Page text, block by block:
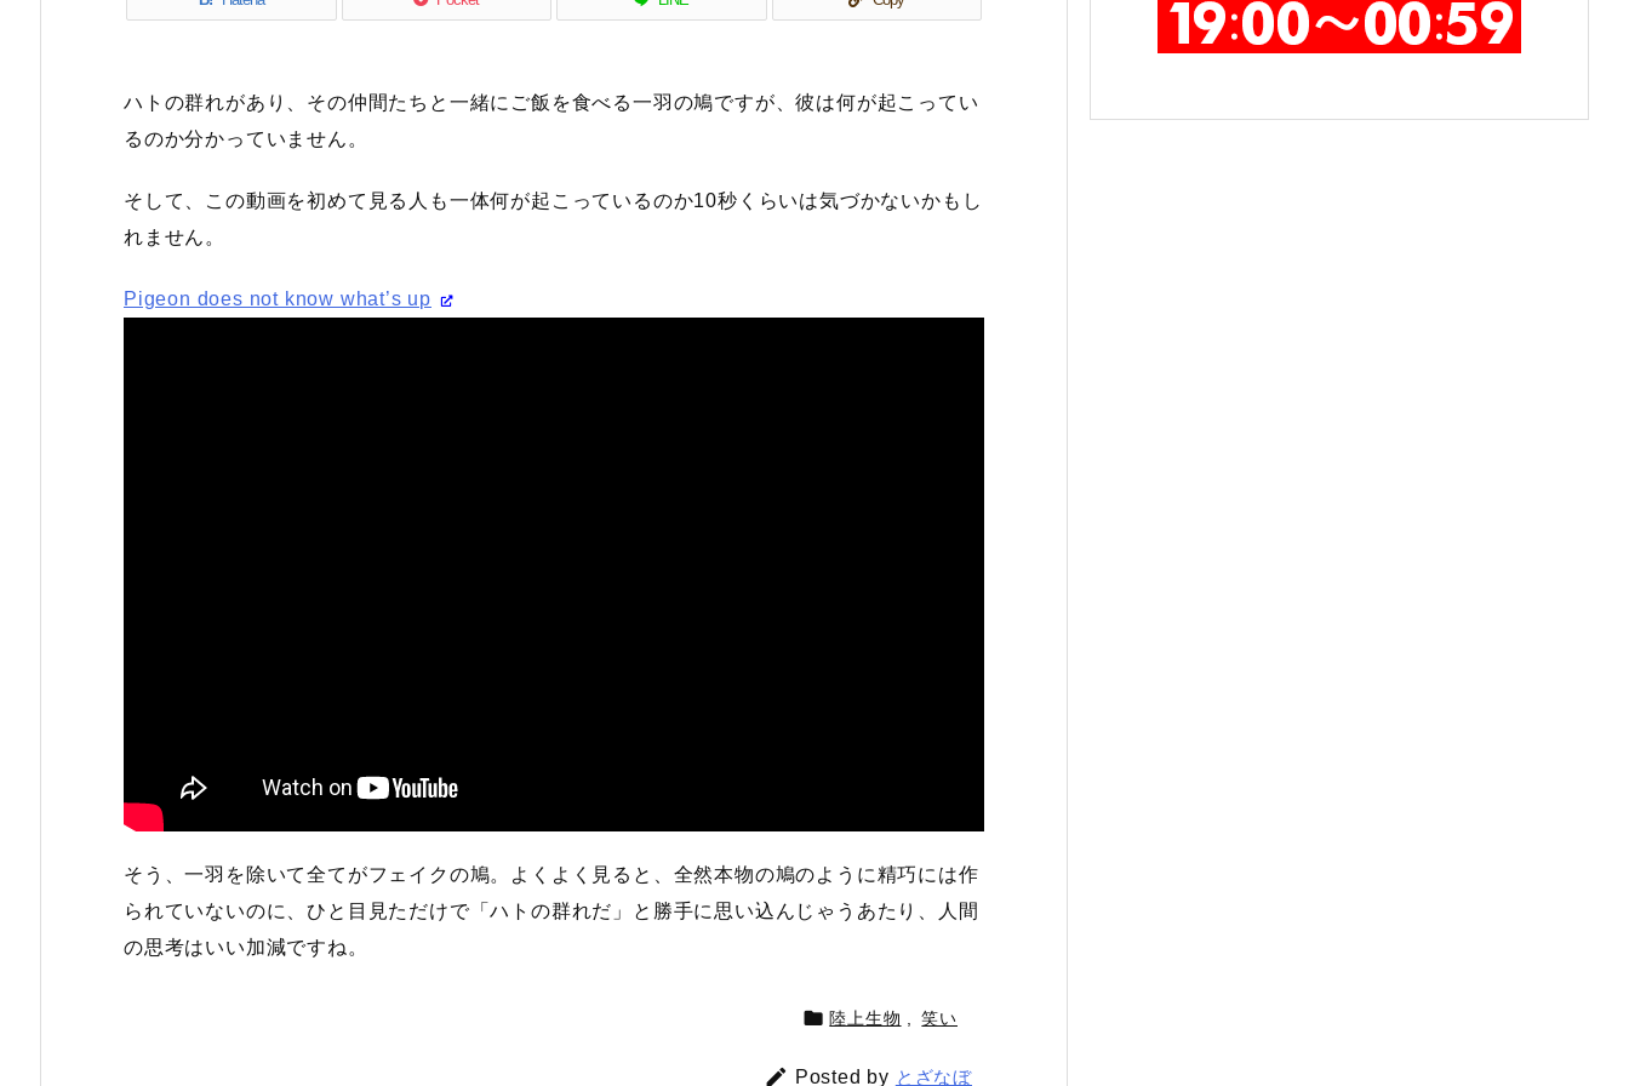
ハトの群れがあり、その仲間たちと一緒にご飯を食べる一羽の鳩ですが、彼は何が起こってい
るのか分かっていません。
そして、この動画を初めて見る人も一体何が起こっているのか10秒くらいは気づかないかもし
れません。
Pigeon does not know what’s up
そう、一羽を除いて全てがフェイクの鳩。よくよく見ると、全然本物の鳩のように精巧には作
られていないのに、ひと目見ただけで「ハトの群れだ」と勝手に思い込んじゃうあたり、人間
の思考はいい加減ですね。
 陸上生物 笑い
 Posted by とざなぼ